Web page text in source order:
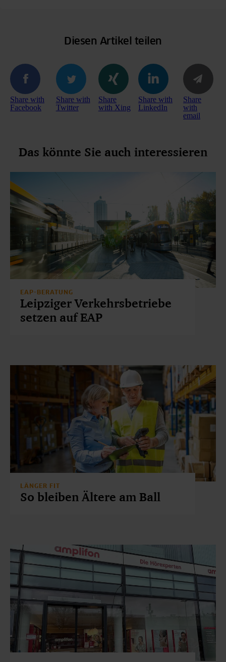
Diesen Artikel teilen
Share with
Facebook
Share with
Twitter
Share
with Xing
Share with
LinkedIn
Share
with
email
Das könnte Sie auch interessieren
EAP-BERATUNG
Leipziger Verkehrsbetriebe
setzen auf EAP
LÄNGER FIT
So bleiben Ältere am Ball